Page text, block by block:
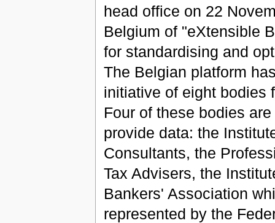
head office on 22
Belgium of "eXtensible
for standardising and
The Belgian platform
initiative of eight bodies
Four of these bodies
provide data: the
Consultants, the
Tax Advisers, the
Bankers' Association
represented by the